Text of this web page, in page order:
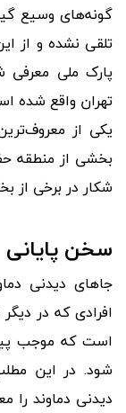
گونههای وسیع
تهران واقع شده
یکی از معروف
شکار در برخی از
سخن پایانی
جاهای دیدنی
افرادی که در
است که موجب
شود. در این
دیدنی دماوند را